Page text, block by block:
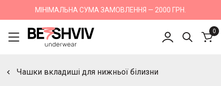
МІНІМАЛЬНА СУМА ЗАМОВЛЕННЯ — 2000 ГРН.
0
Чашки вкладиші для нижньої білизни